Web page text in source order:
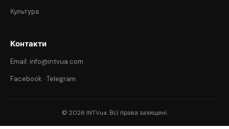
Культура
Контакти
Email: info@intvua.com
Facebook · Telegram
© 2026 INTVua. Всі права захищені.